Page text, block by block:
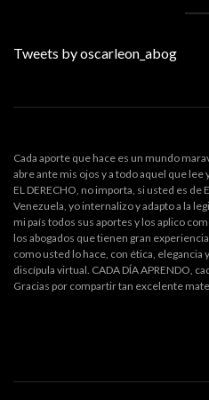
Tweets by oscarleon_abog
Cada aporte que hace es un mundo
abre ante mis ojos y a todo aquel que lee
EL DERECHO, no importa, si usted es de
Venezuela, yo internalizo y adapto a la
mi país todos sus aportes y los aplico
los abogados que tienen gran
como usted lo hace, con ética, elegancia
discípula virtual. CADA DÍA APRENDO,
Gracias por compartir tan excelente